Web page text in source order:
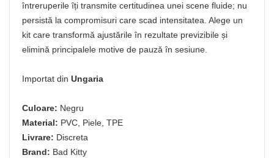
întreruperile îți transmite certitudinea unei scene fluide; nu
persistă la compromisuri care scad intensitatea. Alege un
kit care transformă ajustările în rezultate previzibile și
elimină principalele motive de pauză în sesiune.
Importat din Ungaria
Culoare: Negru
Material: PVC, Piele, TPE
Livrare: Discreta
Brand: Bad Kitty